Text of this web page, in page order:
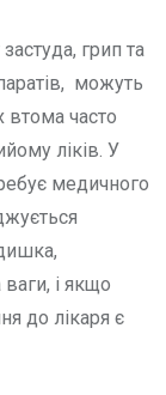
грип та
можуть
часто
ліків. У
медичного
ваги, і якщо
до лікаря є